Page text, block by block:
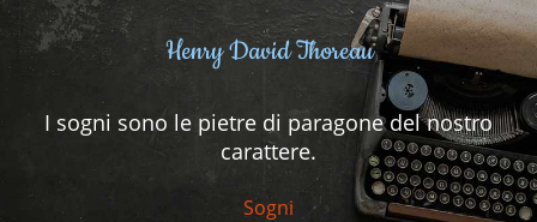
Henry David Thoreau
I sogni sono le pietre di paragone del nostro
carattere.
Sogni